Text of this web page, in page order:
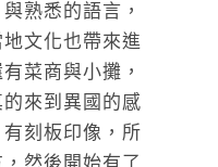
熟悉的語言，
文化也帶來進
菜商與小攤，
來到異國的感
刻板印像，所